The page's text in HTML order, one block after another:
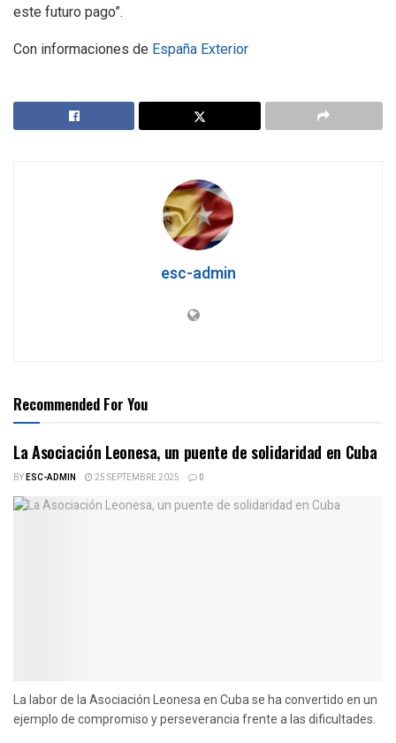
este futuro pago”.
Con informaciones de España Exterior
esc-admin
Recommended For You
La Asociación Leonesa, un puente de solidaridad en Cuba
BYESC-ADMIN 25 SEPTEMBRE 2025 0
La labor de la Asociación Leonesa en Cuba se ha convertido en un
ejemplo de compromiso y perseverancia frente a las dificultades.